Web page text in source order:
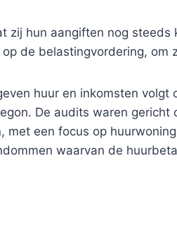
zij hun aangiften nog
de belastingvordering, om
huur en inkomsten
De audits waren gericht
met een focus op
waarvan de